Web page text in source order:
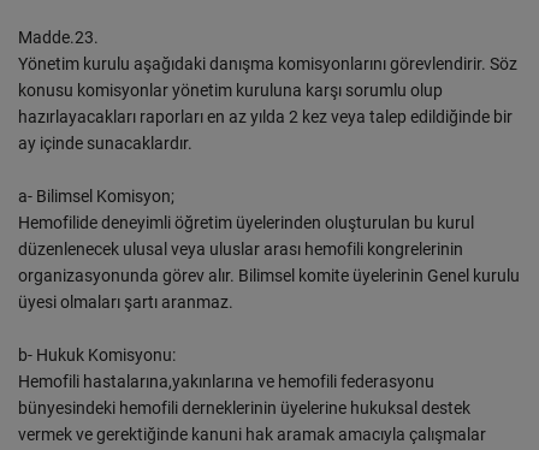
Madde.23.
Yönetim kurulu aşağıdaki danışma komisyonlarını görevlendirir. Söz
konusu komisyonlar yönetim kuruluna karşı sorumlu olup
hazırlayacakları raporları en az yılda 2 kez veya talep edildiğinde bir
ay içinde sunacaklardır.
a- Bilimsel Komisyon;
Hemofilide deneyimli öğretim üyelerinden oluşturulan bu kurul
düzenlenecek ulusal veya uluslar arası hemofili kongrelerinin
organizasyonunda görev alır. Bilimsel komite üyelerinin Genel kurulu
üyesi olmaları şartı aranmaz.
b- Hukuk Komisyonu:
Hemofili hastalarına,yakınlarına ve hemofili federasyonu
bünyesindeki hemofili derneklerinin üyelerine hukuksal destek
vermek ve gerektiğinde kanuni hak aramak amacıyla çalışmalar